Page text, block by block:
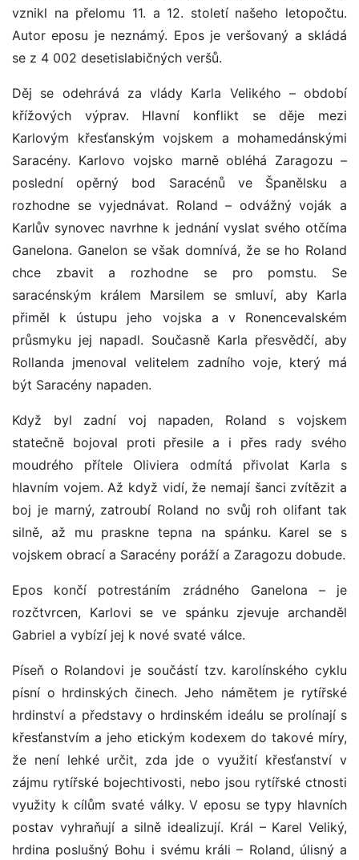
vznikl na přelomu 11. a 12. století našeho letopočtu.
Autor eposu je neznámý. Epos je veršovaný a skládá
se z 4 002 desetislabičných veršů.
Děj se odehrává za vlády Karla Velikého – období
křížových výprav. Hlavní konflikt se děje mezi
Karlovým křesťanským vojskem a mohamedánskými
Saracény. Karlovo vojsko marně obléhá Zaragozu –
poslední opěrný bod Saracénů ve Španělsku a
rozhodne se vyjednávat. Roland – odvážný voják a
Karlův synovec navrhne k jednání vyslat svého otčíma
Ganelona. Ganelon se však domnívá, že se ho Roland
chce zbavit a rozhodne se pro pomstu. Se
saracénským králem Marsilem se smluví, aby Karla
přiměl k ústupu jeho vojska a v Ronencevalském
průsmyku jej napadl. Současně Karla přesvědčí, aby
Rollanda jmenoval velitelem zadního voje, který má
být Saracény napaden.
Když byl zadní voj napaden, Roland s vojskem
statečně bojoval proti přesile a i přes rady svého
moudrého přítele Oliviera odmítá přivolat Karla s
hlavním vojem. Až když vidí, že nemají šanci zvítězit a
boj je marný, zatroubí Roland no svůj roh olifant tak
silně, až mu praskne tepna na spánku. Karel se s
vojskem obrací a Saracény poráží a Zaragozu dobude.
Epos končí potrestáním zrádného Ganelona – je
rozčtvrcen, Karlovi se ve spánku zjevuje archanděl
Gabriel a vybízí jej k nové svaté válce.
Píseň o Rolandovi je součástí tzv. karolínského cyklu
písní o hrdinských činech. Jeho námětem je rytířské
hrdinství a představy o hrdinském ideálu se prolínají s
křesťanstvím a jeho etickým kodexem do takové míry,
že není lehké určit, zda jde o využití křesťanství v
zájmu rytířské bojechtivosti, nebo jsou rytířské ctnosti
využity k cílům svaté války. V eposu se typy hlavních
postav vyhraňují a silně idealizují. Král – Karel Veliký,
hrdina poslušný Bohu i svému králi – Roland, úlisný a